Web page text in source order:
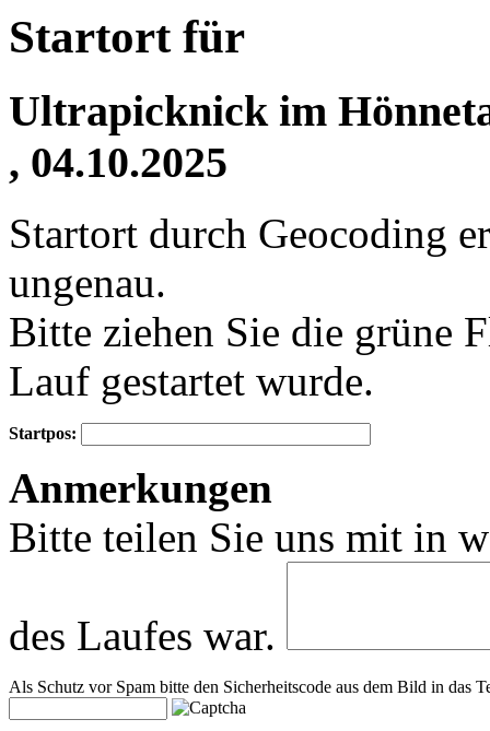
Startort für
Ultrapicknick im
, 04.10.2025
Startort durch Geocoding
ungenau.
Bitte ziehen Sie die grüne
Lauf gestartet wurde.
−
Startpos:
Anmerkungen
Bitte teilen Sie uns mit in
des Laufes war.
Als Schutz vor Spam bitte den Sicherheitscode aus dem Bild in das